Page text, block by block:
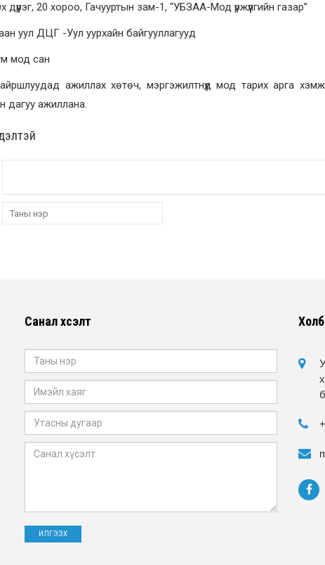
дүүрэг, 20 хороо, Гачууртын зам-1, “УБЗАА-Мод үржүүлгийн газар”
уул ДЦГ -Уул уурхайн байгууллагууд
мод сан
ажиллах хөтөч, мэргэжилтнүүд мод тарих арга
дагуу ажиллана.
Санал хүсэлт